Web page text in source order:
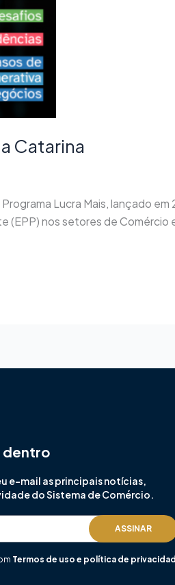
Catarina
Lucra Mais, lançado em
(EPP) nos setores de Comércio
dentro
e-mail as principais notícias,
do Sistema de Comércio.
ASSINAR
Termos de uso e política de